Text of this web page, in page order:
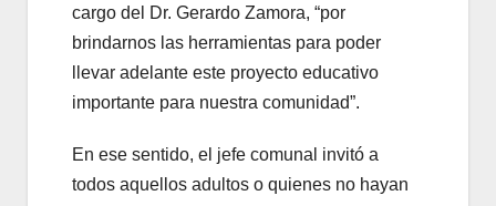
cargo del Dr. Gerardo Zamora, “por
brindarnos las herramientas para poder
llevar adelante este proyecto educativo
importante para nuestra comunidad”.
En ese sentido, el jefe comunal invitó a
todos aquellos adultos o quienes no hayan